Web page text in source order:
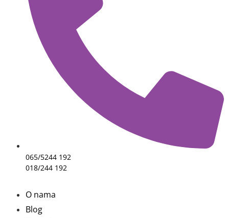
065/5244 192
018/244 192
O nama
Blog